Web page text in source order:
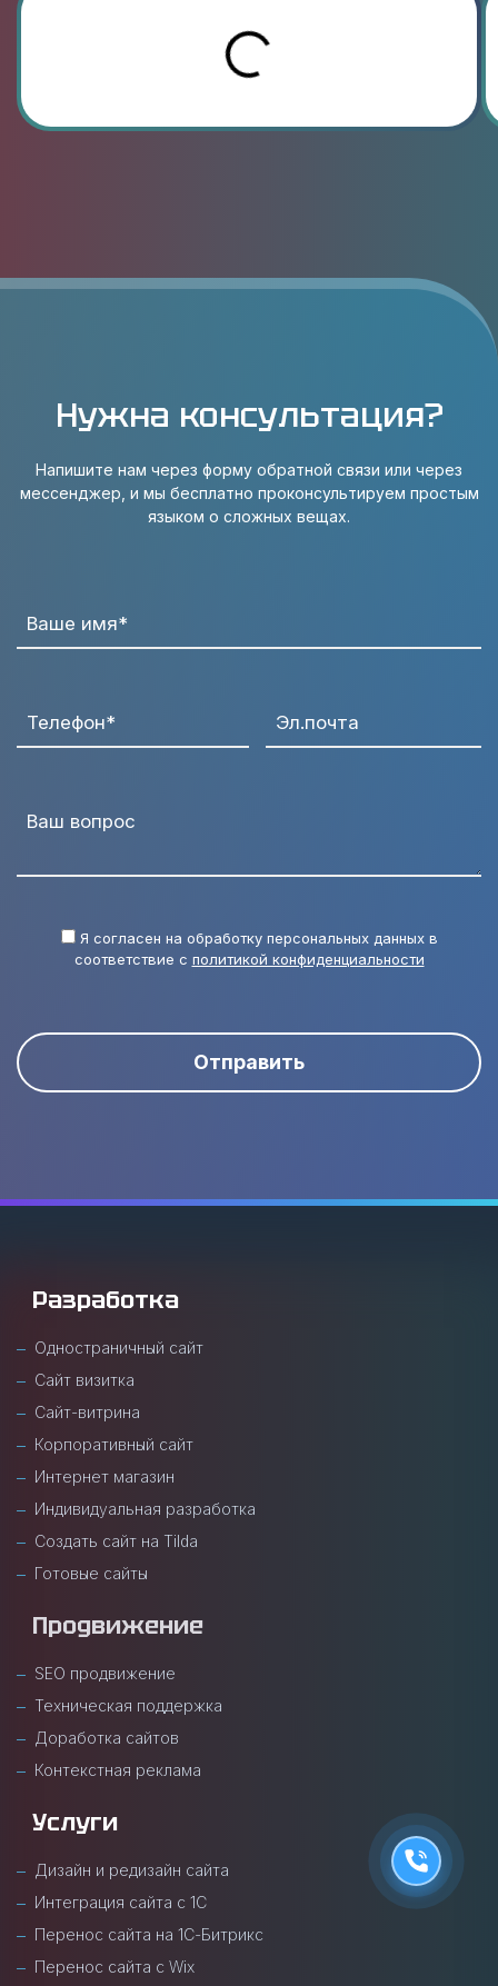
Нужна консультация?
Напишите нам через форму обратной связи или через
мессенджер, и мы бесплатно проконсультируем простым
языком о сложных вещах.
Ваше имя*
Телефон* Эл.почта
Ваш вопрос
Я согласен на обработку персональных данных в
соответствие с политикой конфиденциальности
Отправить
Разработка
Одностраничный сайт
Сайт визитка
Сайт-витрина
Корпоративный сайт
Интернет магазин
Индивидуальная разработка
Создать сайт на Tilda
Готовые сайты
Продвижение
SEO продвижение
Техническая поддержка
Доработка сайтов
Контекстная реклама
Услуги
Дизайн и редизайн сайта
Интеграция сайта с 1С
Перенос сайта на 1С-Битрикс
Перенос сайта с Wix